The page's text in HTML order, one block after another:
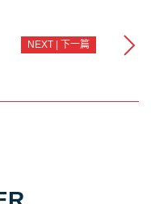
NEXT | 下一篇